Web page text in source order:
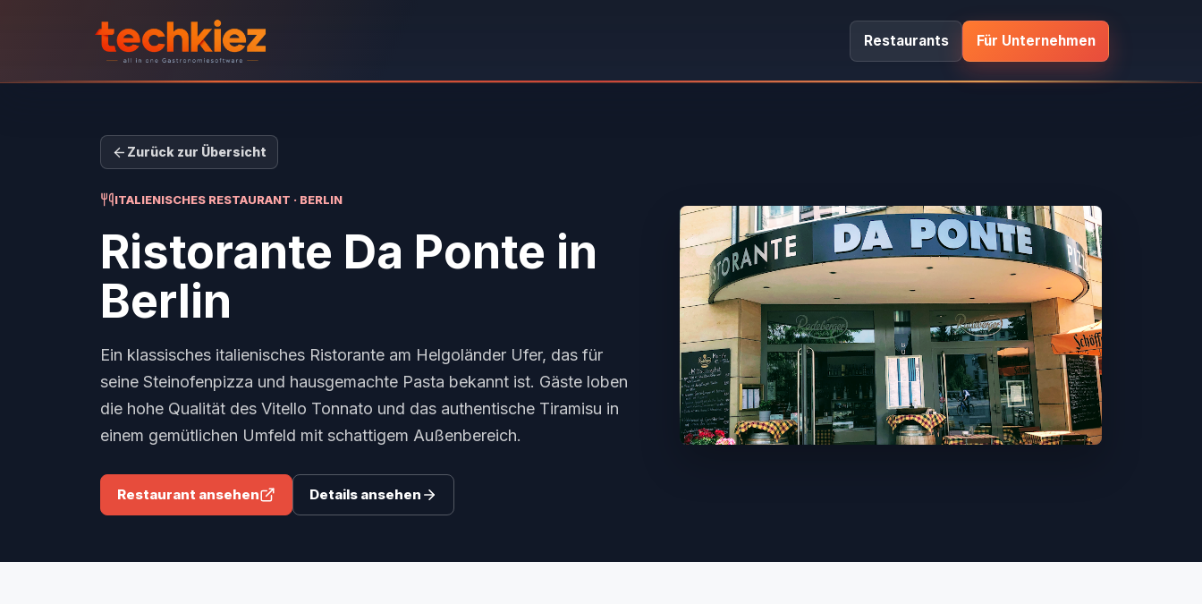
Restaurants Für Unternehmen
Zurück zur Übersicht
ITALIENISCHES RESTAURANT · BERLIN
Ristorante Da Ponte in
Berlin
Ein klassisches italienisches Ristorante am Helgoländer Ufer, das für
seine Steinofenpizza und hausgemachte Pasta bekannt ist. Gäste loben
die hohe Qualität des Vitello Tonnato und das authentische Tiramisu in
einem gemütlichen Umfeld mit schattigem Außenbereich.
Restaurant ansehen Details ansehen